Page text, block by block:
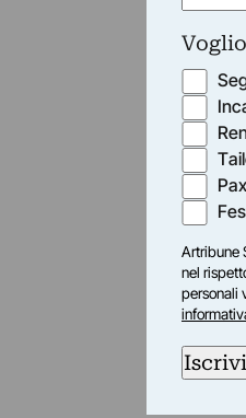
Pax
Artribune
nel
personali